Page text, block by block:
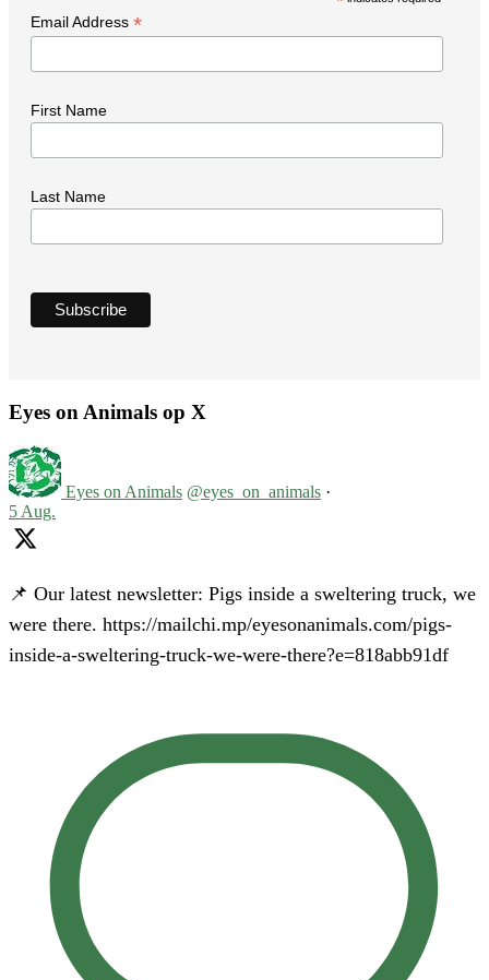
Email Address *
First Name
Last Name
Eyes on Animals op X
Eyes on Animals @eyes_on_animals ·
5 Aug.
📌 Our latest newsletter: Pigs inside a sweltering truck, we
were there. https://mailchi.mp/eyesonanimals.com/pigs-
inside-a-sweltering-truck-we-were-there?e=818abb91df